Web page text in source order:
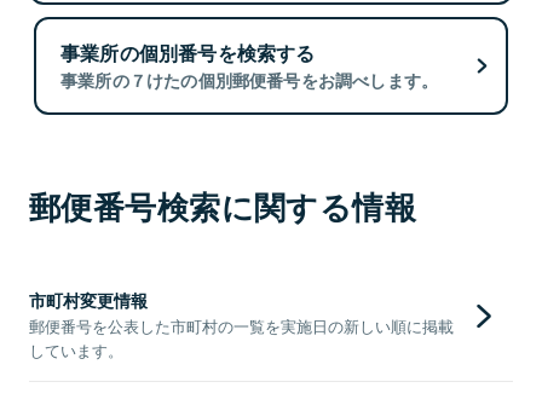
事業所の個別番号を検索する
事業所の７けたの個別郵便番号をお調べします。
郵便番号検索に関する情報
市町村変更情報
郵便番号を公表した市町村の一覧を実施日の新しい順に掲載
しています。